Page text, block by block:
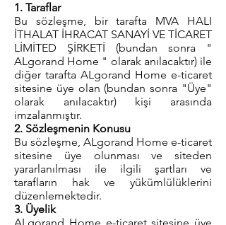
1. Taraflar
Bu sözleşme, bir tarafta MVA HALI
İTHALAT İHRACAT SANAYİ VE TİCARET
LİMİTED ŞİRKETİ (bundan sonra "
ALgorand Home " olarak anılacaktır) ile
diğer tarafta ALgorand Home e-ticaret
sitesine üye olan (bundan sonra "Üye"
olarak anılacaktır) kişi arasında
imzalanmıştır.
2. Sözleşmenin Konusu
Bu sözleşme, ALgorand Home e-ticaret
sitesine üye olunması ve siteden
yararlanılması ile ilgili şartları ve
tarafların hak ve yükümlülüklerini
düzenlemektedir.
3. Üyelik